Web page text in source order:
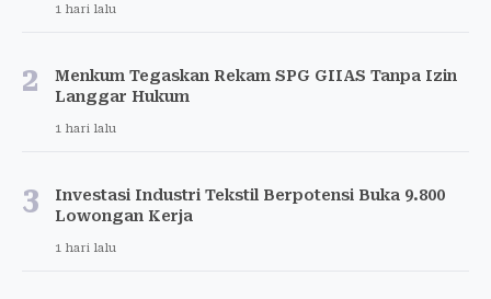
1 hari lalu
2
Menkum Tegaskan Rekam SPG GIIAS Tanpa Izin
Langgar Hukum
1 hari lalu
3
Investasi Industri Tekstil Berpotensi Buka 9.800
Lowongan Kerja
1 hari lalu